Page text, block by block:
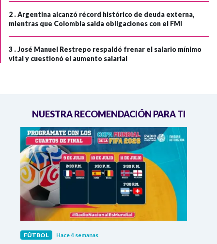
2 .Argentina alcanzó récord histórico de deuda externa,
mientras que Colombia salda obligaciones con el FMI
3 .José Manuel Restrepo respaldó frenar el salario mínimo
vital y cuestionó el aumento salarial
NUESTRA RECOMENDACIÓN PARA TI
FÚTBOL Hace 4 semanas